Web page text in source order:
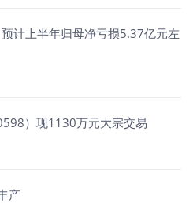
计上半年归母净亏损5.37亿元左
）现1130万元大宗交易
产